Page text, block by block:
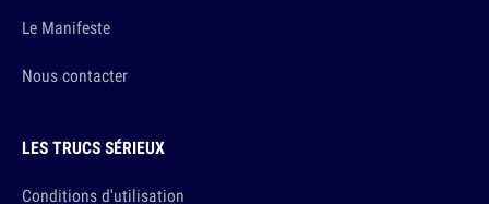
Le Manifeste
Nous contacter
LES TRUCS SÉRIEUX
Conditions d'utilisation